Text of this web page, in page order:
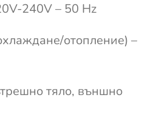
240V – 50 Hz
отопление) –
тяло, външно